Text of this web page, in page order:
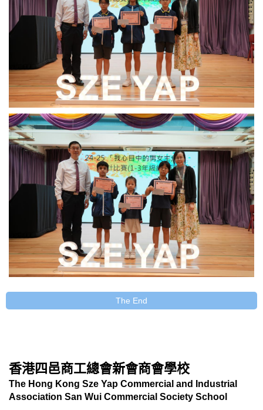
The End
香港四邑商工總會新會商會學校
The Hong Kong Sze Yap Commercial and Industrial
Association San Wui Commercial Society School